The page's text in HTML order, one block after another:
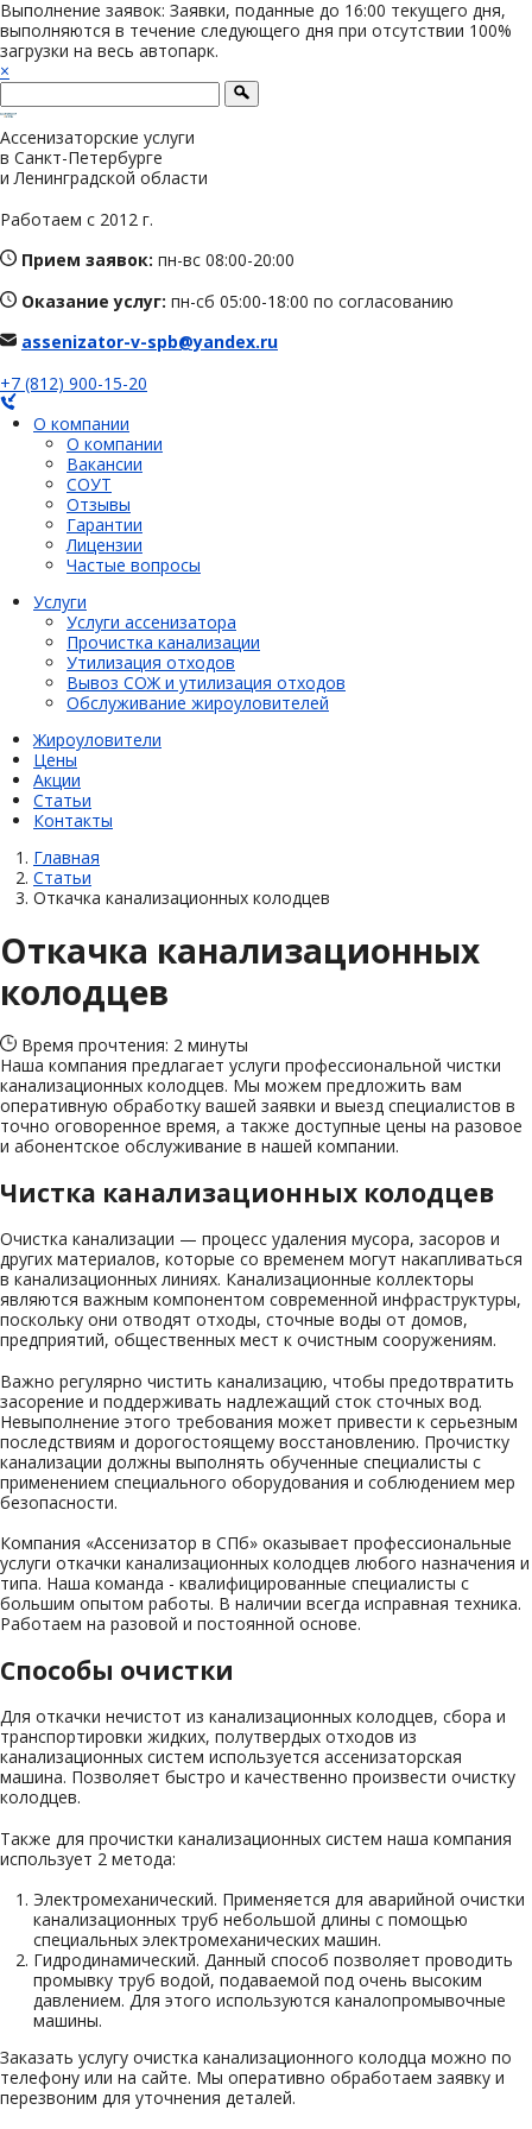
Выполнение заявок: Заявки, поданные до 16:00 текущего дня,
выполняются в течение следующего дня при отсутствии 100%
загрузки на весь автопарк.
×
Ассенизаторские услуги
в Санкт-Петербурге
и Ленинградской области
Работаем с 2012 г.
Прием заявок: пн-вс 08:00-20:00
Оказание услуг: пн-сб 05:00-18:00 по согласованию
assenizator-v-spb@yandex.ru
+7 (812) 900-15-20
О компании
О компании
Вакансии
СОУТ
Отзывы
Гарантии
Лицензии
Частые вопросы
Услуги
Услуги ассенизатора
Прочистка канализации
Утилизация отходов
Вывоз СОЖ и утилизация отходов
Обслуживание жироуловителей
Жироуловители
Цены
Акции
Статьи
Контакты
Главная
Статьи
Откачка канализационных колодцев
Откачка канализационных
колодцев
Время прочтения: 2 минуты
Наша компания предлагает услуги профессиональной чистки
канализационных колодцев. Мы можем предложить вам
оперативную обработку вашей заявки и выезд специалистов в
точно оговоренное время, а также доступные цены на разовое
и абонентское обслуживание в нашей компании.
Чистка канализационных колодцев
Очистка канализации — процесс удаления мусора, засоров и
других материалов, которые со временем могут накапливаться
в канализационных линиях. Канализационные коллекторы
являются важным компонентом современной инфраструктуры,
поскольку они отводят отходы, сточные воды от домов,
предприятий, общественных мест к очистным сооружениям.
Важно регулярно чистить канализацию, чтобы предотвратить
засорение и поддерживать надлежащий сток сточных вод.
Невыполнение этого требования может привести к серьезным
последствиям и дорогостоящему восстановлению. Прочистку
канализации должны выполнять обученные специалисты с
применением специального оборудования и соблюдением мер
безопасности.
Компания «Ассенизатор в СПб» оказывает профессиональные
услуги откачки канализационных колодцев любого назначения и
типа. Наша команда - квалифицированные специалисты с
большим опытом работы. В наличии всегда исправная техника.
Работаем на разовой и постоянной основе.
Способы очистки
Для откачки нечистот из канализационных колодцев, сбора и
транспортировки жидких, полутвердых отходов из
канализационных систем используется ассенизаторская
машина. Позволяет быстро и качественно произвести очистку
колодцев.
Также для прочистки канализационных систем наша компания
использует 2 метода:
Электромеханический. Применяется для аварийной очистки
канализационных труб небольшой длины с помощью
специальных электромеханических машин.
Гидродинамический. Данный способ позволяет проводить
промывку труб водой, подаваемой под очень высоким
давлением. Для этого используются каналопромывочные
машины.
Заказать услугу очистка канализационного колодца можно по
телефону или на сайте. Мы оперативно обработаем заявку и
перезвоним для уточнения деталей.